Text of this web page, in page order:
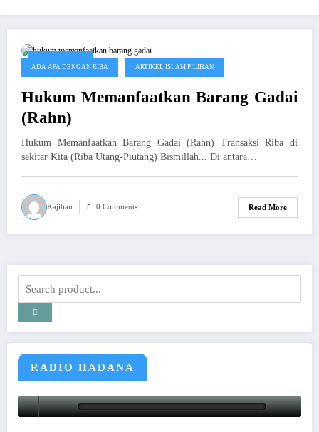
ADA APA DENGAN RIBA ARTIKEL ISLAM PILIHAN
Hukum Memanfaatkan Barang Gadai
(Rahn)
Hukum Memanfaatkan Barang Gadai (Rahn) Transaksi Riba di
sekitar Kita (Riba Utang-Piutang) Bismillah... Di antara…
Kajiban 0 Comments Read More
RADIO HADANA